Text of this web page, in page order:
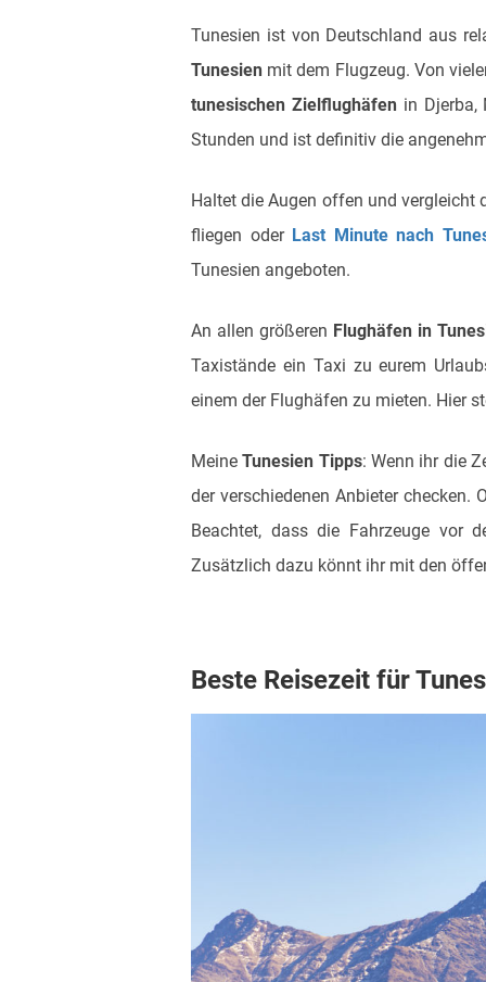
Tunesien ist von Deutschland aus
Tunesien mit dem Flugzeug. Von
tunesischen Zielflughäfenin Djerba,
Stunden und ist definitiv die
Haltet die Augen offen und vergleicht
fliegen oder Last Minute nach
Tunesien angeboten.
An allen größeren Flughäfen in
Taxistände ein Taxi zu eurem
einem der Flughäfen zu mieten. Hier
MeineTunesien Tipps: Wenn ihr die
der verschiedenen Anbieter checken.
Beachtet, dass die Fahrzeuge vor
Zusätzlich dazu könnt ihr mit den
Beste Reisezeit für